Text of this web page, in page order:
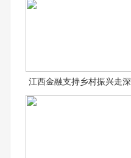
江西金融支持乡村振兴走深